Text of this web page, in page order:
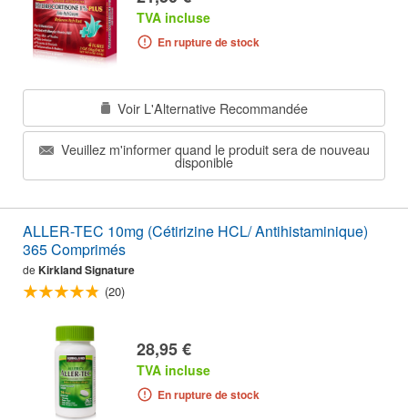
TVA incluse
En rupture de stock
Voir L'Alternative Recommandée
Veuillez m'informer quand le produit sera de nouveau
disponible
ALLER-TEC 10mg (Cétirizine HCL/ Antihistaminique)
365 Comprimés
de Kirkland Signature
(20)
28,95 €
TVA incluse
En rupture de stock